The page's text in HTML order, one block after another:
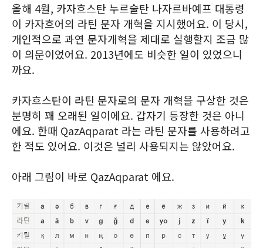
올해 4월, 카자흐스탄 누르술탄 나자르바예프 대통령
이 카자흐어의 라틴 문자 개혁을 지시했어요. 이 당시,
개인적으로 과연 문자개혁을 제대로 실행할지 조금 많
이 의문이었어요. 2013년에도 비슷한 일이 있었으니
까요.
카자흐스탄이 라틴 문자로의 문자 개혁을 구상한 것은
분명히 꽤 오래된 일이에요. 갑자기 등장한 것은 아니
에요. 한때 QazAqparat 라는 라틴 문자를 사용하려고
한 적도 있어요. 이것은 널리 사용되지는 않았어요.
아래 그림이 바로 QazAqparat 에요.